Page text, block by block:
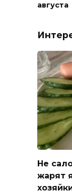
августа
Не
жарят